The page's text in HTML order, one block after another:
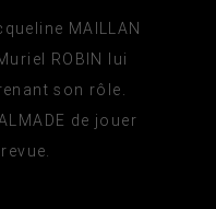
MAILLAN
ROBIN lui
son rôle.
de jouer